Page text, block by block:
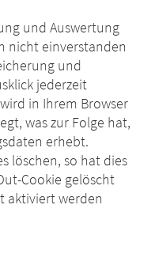
und Auswertung
nicht einverstanden
und
jederzeit
in Ihrem Browser
was zur Folge hat,
erhebt.
löschen, so hat dies
Cookie gelöscht
aktiviert werden